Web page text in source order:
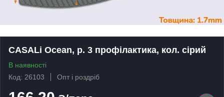
CASALi Ocean, р. 3 профілактика, кол. сірий
В наявності
Код: 26103
Опт і роздріб